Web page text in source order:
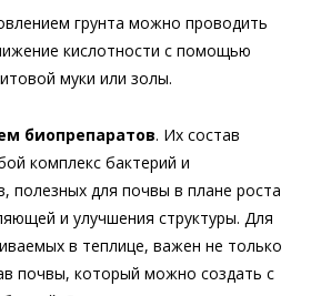
грунта можно проводить
кислотности с помощью
муки или золы.
биопрепаратов. Их состав
комплекс бактерий и
полезных для почвы в плане роста
и улучшения структуры. Для
в теплице, важен не только
почвы, который можно создать с